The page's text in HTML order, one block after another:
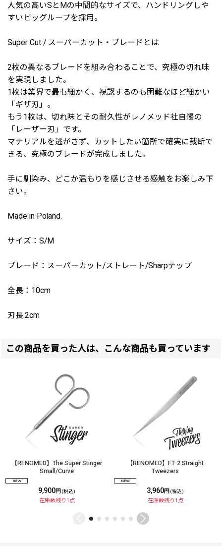
人気の高いSとMの中間的なサイズで、ハンドリングしや
すいビッグループを採用。
Super Cut / スーパーカット・ブレードとは
2枚の異なるブレードを組み合わることで、究極の切れ味
を実現しました。
1枚は業界で最も細かく、視認するのも困難なほど細かい
「ギザ刃」。
もう1枚は、切れ味とその耐久性がレノメッド社自慢の
「レーザー刃」です。
マテリアルを逃がさず、カットしたい箇所で確実に裁断で
きる、究極のブレードが完成しました。
手に馴染み、どこか温もりを感じさせる感触をお楽しみ下
さい。
Made in Poland.
サイズ：S/M
ブレード：スーパーカット/ストレート/Sharpテップ
全長：10cm
刃長:2cm
この商品を買った人は、こんな商品も買っています
【RENOMED】The Super Stinger
Small/Curve
9,900円 (税込)
在庫数残り1点
【RENOMED】FT-2 Straight
Tweezers
3,960円 (税込)
在庫数残り1点